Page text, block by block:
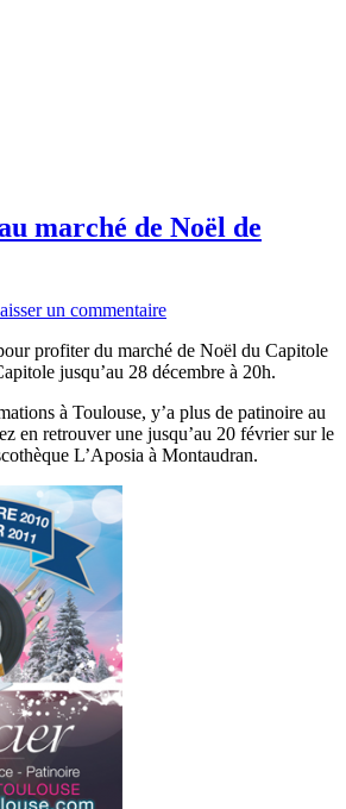
marché de Noël de
un commentaire
profiter du marché de Noël du Capitole
jusqu’au 28 décembre à 20h.
à Toulouse, y’a plus de patinoire au
en retrouver une jusqu’au 20 février sur le
L’Aposia à Montaudran.